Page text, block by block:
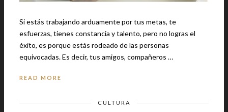
Si estás trabajando arduamente por tus metas, te
esfuerzas, tienes constancia y talento, pero no logras el
éxito, es porque estás rodeado de las personas
equivocadas. Es decir, tus amigos, compañeros …
READ MORE
CULTURA